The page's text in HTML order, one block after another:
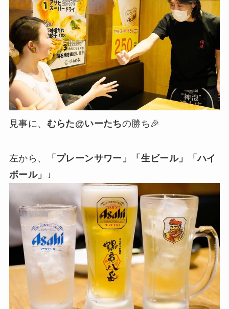
見事に、 むらた@いーたちの勝ち🎉
左から、
「プレーンサワー」「生ビール」「ハイ
ボール」
↓